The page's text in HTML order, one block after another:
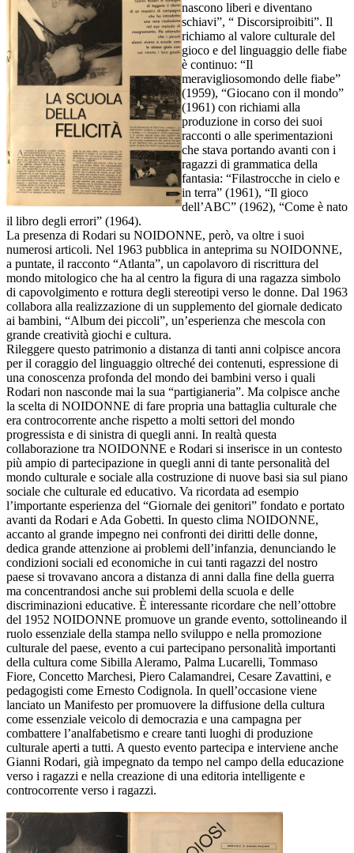
nascono liberi e diventano
schiavi”, “ Discorsiproibiti”. Il
richiamo al valore culturale del
gioco e del linguaggio delle fiabe
è continuo: “Il
meravigliosomondo delle fiabe”
(1959), “Giocano con il mondo”
(1961) con richiami alla
produzione in corso dei suoi
racconti o alle sperimentazioni
che stava portando avanti con i
ragazzi di grammatica della
fantasia: “Filastrocche in cielo e
in terra” (1961), “Il gioco
dell’ABC” (1962), “Come è nato
il libro degli errori” (1964).
La presenza di Rodari su NOIDONNE, però, va oltre i suoi
numerosi articoli. Nel 1963 pubblica in anteprima su NOIDONNE,
a puntate, il racconto “Atlanta”, un capolavoro di riscrittura del
mondo mitologico che ha al centro la figura di una ragazza simbolo
di capovolgimento e rottura degli stereotipi verso le donne. Dal 1963
collabora alla realizzazione di un supplemento del giornale dedicato
ai bambini, “Album dei piccoli”, un’esperienza che mescola con
grande creatività giochi e cultura.
Rileggere questo patrimonio a distanza di tanti anni colpisce ancora
per il coraggio del linguaggio oltreché dei contenuti, espressione di
una conoscenza profonda del mondo dei bambini verso i quali
Rodari non nasconde mai la sua “partigianeria”. Ma colpisce anche
la scelta di NOIDONNE di fare propria una battaglia culturale che
era controcorrente anche rispetto a molti settori del mondo
progressista e di sinistra di quegli anni. In realtà questa
collaborazione tra NOIDONNE e Rodari si inserisce in un contesto
più ampio di partecipazione in quegli anni di tante personalità del
mondo culturale e sociale alla costruzione di nuove basi sia sul piano
sociale che culturale ed educativo. Va ricordata ad esempio
l’importante esperienza del “Giornale dei genitori” fondato e portato
avanti da Rodari e Ada Gobetti. In questo clima NOIDONNE,
accanto al grande impegno nei confronti dei diritti delle donne,
dedica grande attenzione ai problemi dell’infanzia, denunciando le
condizioni sociali ed economiche in cui tanti ragazzi del nostro
paese si trovavano ancora a distanza di anni dalla fine della guerra
ma concentrandosi anche sui problemi della scuola e delle
discriminazioni educative. È interessante ricordare che nell’ottobre
del 1952 NOIDONNE promuove un grande evento, sottolineando il
ruolo essenziale della stampa nello sviluppo e nella promozione
culturale del paese, evento a cui partecipano personalità importanti
della cultura come Sibilla Aleramo, Palma Lucarelli, Tommaso
Fiore, Concetto Marchesi, Piero Calamandrei, Cesare Zavattini, e
pedagogisti come Ernesto Codignola. In quell’occasione viene
lanciato un Manifesto per promuovere la diffusione della cultura
come essenziale veicolo di democrazia e una campagna per
combattere l’analfabetismo e creare tanti luoghi di produzione
culturale aperti a tutti. A questo evento partecipa e interviene anche
Gianni Rodari, già impegnato da tempo nel campo della educazione
verso i ragazzi e nella creazione di una editoria intelligente e
controcorrente verso i ragazzi.